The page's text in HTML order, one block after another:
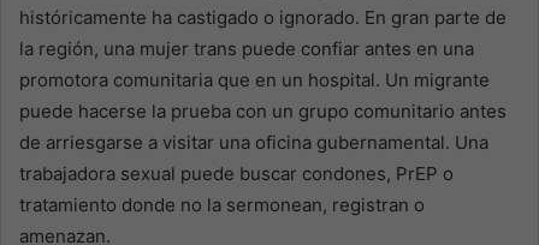
históricamente ha castigado o ignorado. En gran parte de
la región, una mujer trans puede confiar antes en una
promotora comunitaria que en un hospital. Un migrante
puede hacerse la prueba con un grupo comunitario antes
de arriesgarse a visitar una oficina gubernamental. Una
trabajadora sexual puede buscar condones, PrEP o
tratamiento donde no la sermonean, registran o
amenazan.